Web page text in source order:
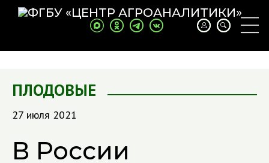
ПЛОДОВЫЕ
27 июля 2021
В России